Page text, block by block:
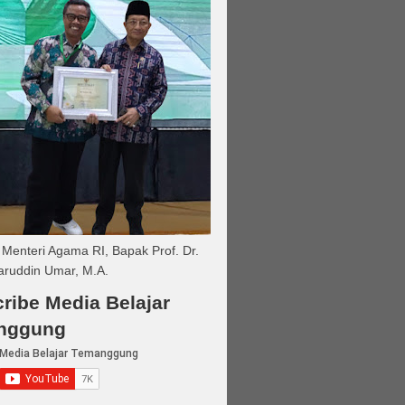
Agama RI, Bapak Prof. Dr.
Umar, M.A.
Media Belajar